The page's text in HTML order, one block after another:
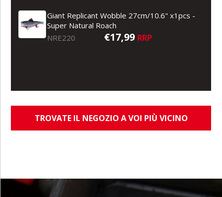
Giant Replicant Wobble 27cm/10.6" x1pcs -
Super Natural Roach
NRE220
€17,99 RRP
TROVATE IL NEGOZIO A VOI PIÙ VICINO